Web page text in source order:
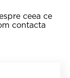
ceea ce
contacta